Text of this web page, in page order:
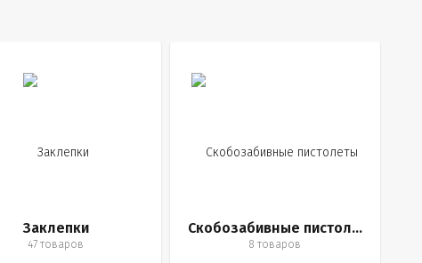
Заклепки
47 товаров
Скобозабивные пистолеты
8 товаров